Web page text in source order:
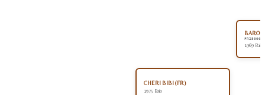
CHERI BIBI (FR)
1975 Baio
1969 Baio